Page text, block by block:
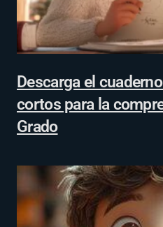
Descarga el
cortos para la
Grado